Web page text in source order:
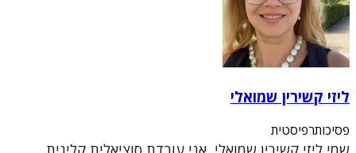
ליזי קשירין שמואלי
פסיכותרפיסטית